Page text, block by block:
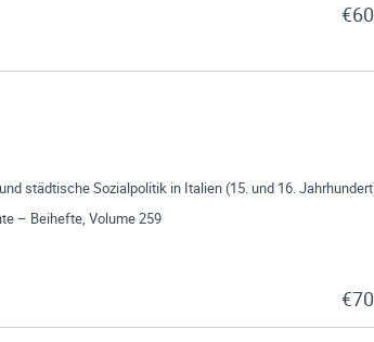
städtische Sozialpolitik in Italien (15. und 16.
– Beihefte, Volume 259